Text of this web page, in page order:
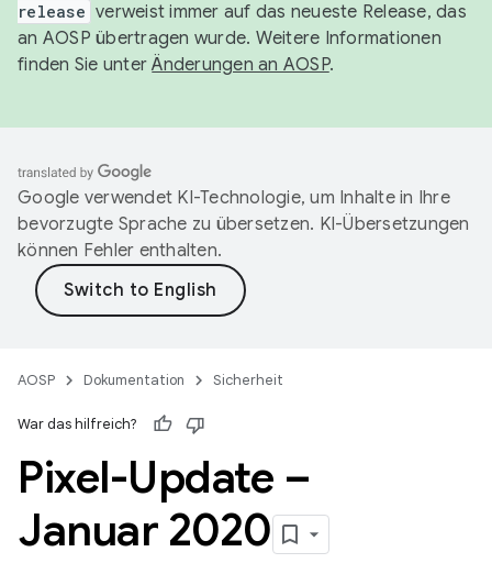
release verweist immer auf das neueste Release, das
an AOSP übertragen wurde. Weitere Informationen
finden Sie unterÄnderungen an AOSP.
Google verwendet KI-Technologie, um Inhalte in Ihre
bevorzugte Sprache zu übersetzen. KI-Übersetzungen
können Fehler enthalten.
AOSP Dokumentation Sicherheit
War das hilfreich?
Pixel-Update –
Januar 2020